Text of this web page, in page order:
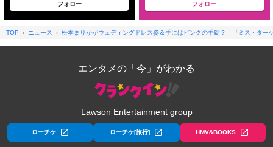
フォロー フォロー
TOP ニュース 松本まりかがウェディングドレス姿＆手にはピンクの手錠？ 『ミス・ター
エンタメの「今」がわかる
Lawson Entertainment group
ローチケ ローチケ[旅行] HMV&BOOKS